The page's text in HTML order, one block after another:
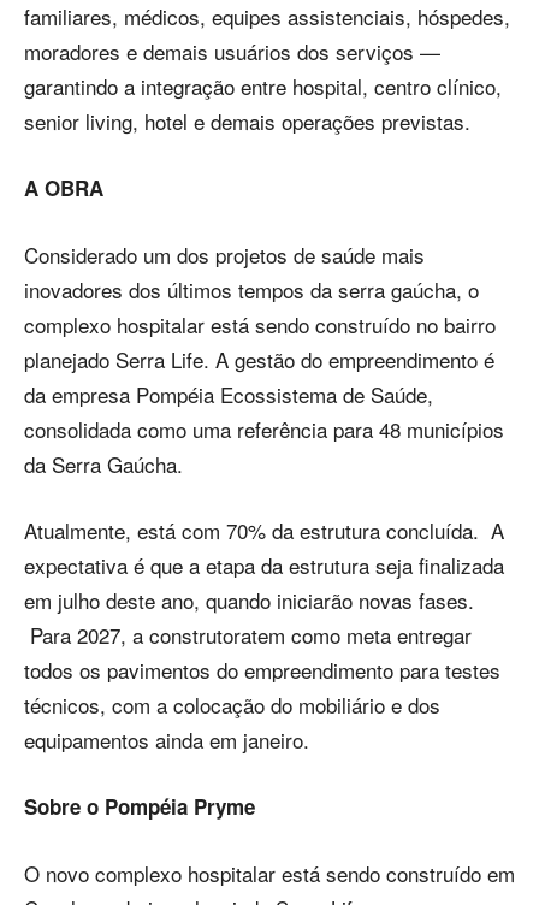
familiares, médicos, equipes assistenciais, hóspedes,
moradores e demais usuários dos serviços —
garantindo a integração entre hospital, centro clínico,
senior living, hotel e demais operações previstas.
A OBRA
Considerado um dos projetos de saúde mais
inovadores dos últimos tempos da serra gaúcha, o
complexo hospitalar está sendo construído no bairro
planejado Serra Life. A gestão do empreendimento é
da empresa Pompéia Ecossistema de Saúde,
consolidada como uma referência para 48 municípios
da Serra Gaúcha.
Atualmente, está com 70% da estrutura concluída. A
expectativa é que a etapa da estrutura seja finalizada
em julho deste ano, quando iniciarão novas fases.
Para 2027, a construtoratem como meta entregar
todos os pavimentos do empreendimento para testes
técnicos, com a colocação do mobiliário e dos
equipamentos ainda em janeiro.
Sobre o Pompéia Pryme
O novo complexo hospitalar está sendo construído em